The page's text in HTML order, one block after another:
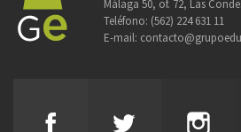
Málaga 50, of. 72, Las
Teléfono: (562) 224 631 11
E-mail: